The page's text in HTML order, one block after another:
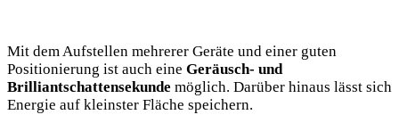
Mit dem Aufstellen mehrerer Geräte und einer guten
Positionierung ist auch eine Geräusch- und
Brilliantschattensekunde möglich. Darüber hinaus lässt sich
Energie auf kleinster Fläche speichern.